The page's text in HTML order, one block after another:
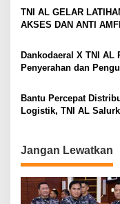
p
o
s
Penyelundupan 200
Arang Bakau di
Kepulauan Meranti
TNI AL GELAR
AKSES DAN ANTI
TANGKAPAN TIMAH
LOGAM TANAH
SENILAI RP 173,6
Dankodaeral X TNI AL
Penyerahan dan
Lingkungan Kodaeral X
Bantu Percepat
Logistik, TNI AL
Aceh
Jangan Lewatkan